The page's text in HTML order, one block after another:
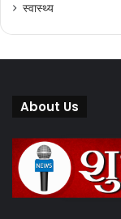
स्वास्थ्य
About Us